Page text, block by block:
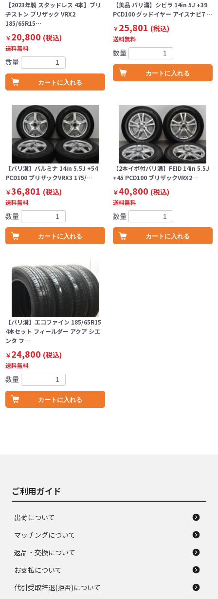
【2023年製 スタッドレス 4本】ブリ
ヂストン ブリザック VRX2
185/65R15…
￥20,800 (税込)
送料無料
数量
カートに入れる
【美品 バリ溝】シビラ 14in 5J +39
PCD100 グッドイヤー アイスナビ7 …
￥25,801 (税込)
送料無料
数量
カートに入れる
【バリ溝】バルミナ 14in 5.5J +54
PCD100 ブリザックVRX3 175/…
￥36,801 (税込)
送料無料
数量
カートに入れる
【2本イボ付バリ溝】FEID 14in 5.5J
+45 PCD100 ブリザックVRX2…
￥40,800 (税込)
送料無料
数量
カートに入れる
【バリ溝】エコファイン 185/65R15
4本セット フィールダー アクア シエ
ンタ フ…
￥24,800 (税込)
送料無料
数量
カートに入れる
ご利用ガイド
出荷について
マッチングについて
返品・交換について
お支払について
代引受取辞退(拒否)について